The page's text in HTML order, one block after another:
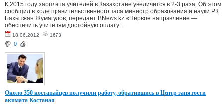
К 2015 году зарплата учителей в Казахстане увеличится в 2-3 раза. Об этом
сообщил в ходе правительственного часа министр образования и науки РК
Бахытжан Жумагулов, передает BNews.kz.«Первое направление —
обеспечить учителям достойную оплату...
18.06.2012 1673
0
Около 350 костанайцев получили работу, обратившись в Центр занятости
акимата Костаная